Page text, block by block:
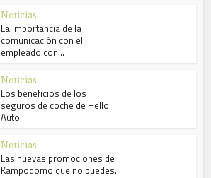
Noticias
La importancia de la
comunicación con el
empleado con...
Noticias
Los beneficios de los
seguros de coche de Hello
Auto
Noticias
Las nuevas promociones de
Kampodomo que no puedes...